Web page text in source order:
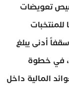
تعويضات
للمنتخبات
حيث حدّد سقفاً أدنى يبلغ
في خطوة
المالية داخل